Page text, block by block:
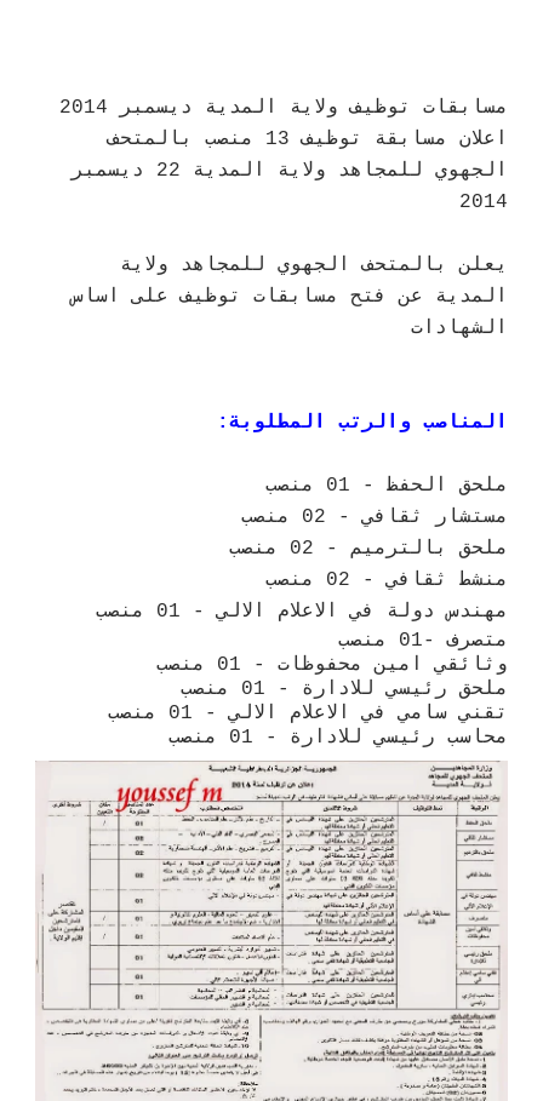
مسابقات توظيف ولاية المدية ديسمبر 2014
اعلان مسابقة توظيف 13 منصب بالمتحف
الجهوي للمجاهد ولاية المدية 22 ديسمبر
2014
يعلن
بالمتحف الجهوي للمجاهد ولاية
المدية
عن فتح مسابقات توظيف على اساس
الشهادات
المناصب والرتب المطلوبة:
ملحق الحفظ - 01 منصب
مستشار ثقافي - 02 منصب
ملحق بالترميم - 02 منصب
منشط ثقافي - 02 منصب
مهندس دولة في الاعلام الالي - 01 منصب
متصرف -01
منصب
وثائقي امين محفوظات - 01 منصب
ملحق رئيسي للادارة - 01 منصب
تقني سامي في الاعلام الالي - 01 منصب
محاسب رئيسي للادارة - 01 منصب